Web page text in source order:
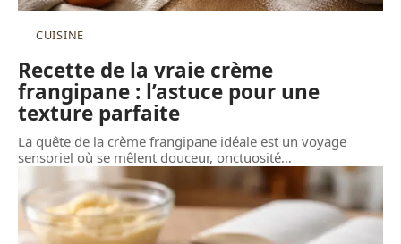
CUISINE
Recette de la vraie crème
frangipane : l’astuce pour une
texture parfaite
La quête de la crème frangipane idéale est un voyage
sensoriel où se mêlent douceur, onctuosité…